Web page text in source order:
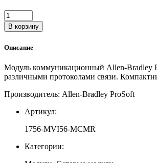
Количество
товара
Allen-
ProSoft
MVI56-
MCMR
Модуль
коммуникационный
В корзину
Описание
Модуль коммуникационный Allen-Bradley
различными протоколами связи.
Производитель: Allen-Bradley ProSoft
Артикул:
1756-MVI56-MCMR
Категории: